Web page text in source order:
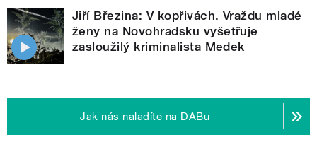
Jiří Březina: V kopřivách. Vraždu mladé
ženy na Novohradsku vyšetřuje
zasloužilý kriminalista Medek
Jak nás naladíte na DABu